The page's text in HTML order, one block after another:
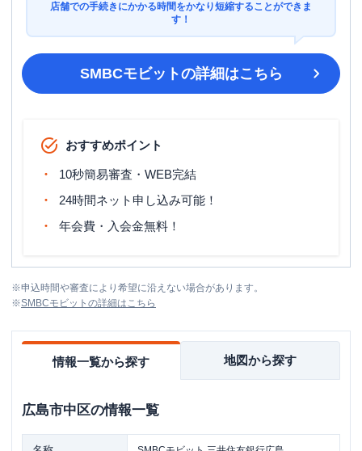
店舗での手続きにかかる時間をかなり短縮することができま
す！
SMBCモビットの詳細はこちら
おすすめポイント
10秒簡易審査・WEB完結
24時間ネット申し込み可能！
年会費・入会金無料！
※申込時間や審査により希望に沿えない場合があります。
※SMBCモビット の詳細はこちら
情報一覧から探す 地図から探す
広島市中区の情報一覧